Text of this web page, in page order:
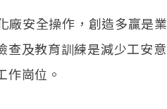
廠安全操作，創造多贏是業
查及教育訓練是減少工安意
作崗位。